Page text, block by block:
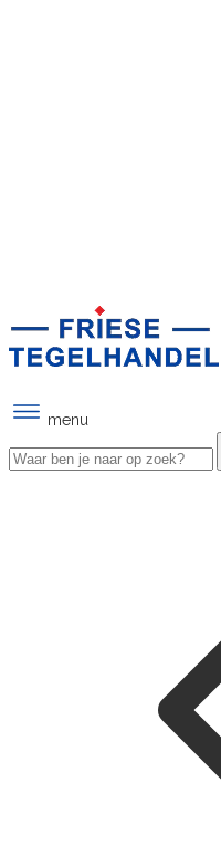
menu